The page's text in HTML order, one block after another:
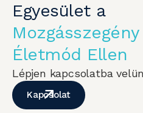
Egyesület a
Mozgásszegény
Életmód Ellen
Lépjen kapcsolatba
Kapcsolat